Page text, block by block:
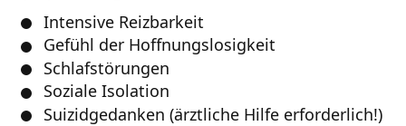
Intensive Reizbarkeit
Gefühl der Hoffnungslosigkeit
Schlafstörungen
Soziale Isolation
Suizidgedanken (ärztliche Hilfe erforderlich!)